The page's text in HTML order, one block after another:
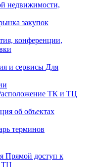
недвижимости,
закупок
конференции,
и сервисы Для
ТК и ТЦ
об объектах
терминов
Прямой доступ к
ТЦ